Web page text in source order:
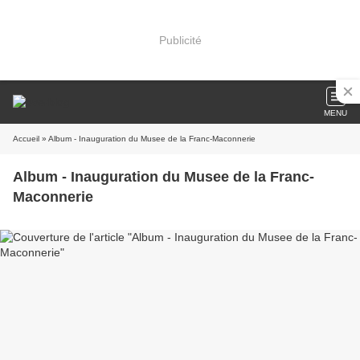
Publicité
MENU
Accueil » Album - Inauguration du Musee de la Franc-Maconnerie
Album - Inauguration du Musee de la Franc-
Maconnerie